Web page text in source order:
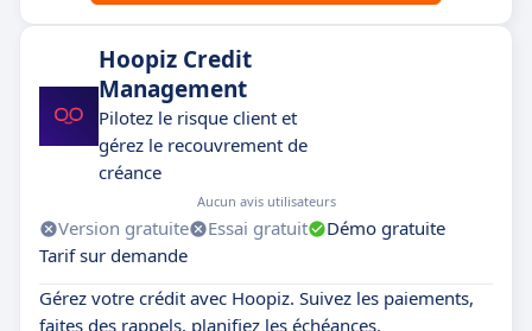
Hoopiz Credit
Management
Pilotez le risque client et
gérez le recouvrement de
créance
Aucun avis utilisateurs
Version gratuite Essai gratuit
Démo gratuite
Tarif sur demande
Gérez votre crédit avec Hoopiz. Suivez les paiements,
faites des rappels, planifiez les échéances.